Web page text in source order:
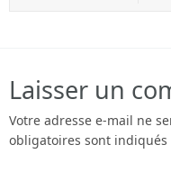
Laisser un
Votre adresse e-mail ne
obligatoires sont indiqués